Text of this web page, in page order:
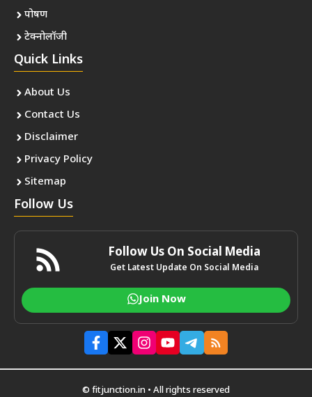
पोषण
टेक्नोलॉजी
Quick Links
About Us
Contact Us
Disclaimer
Privacy Policy
Sitemap
Follow Us
Follow Us On Social Media
Get Latest Update On Social Media
Join Now
© fitjunction.in • All rights reserved